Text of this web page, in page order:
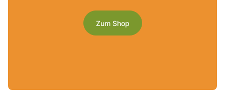
Zum Shop